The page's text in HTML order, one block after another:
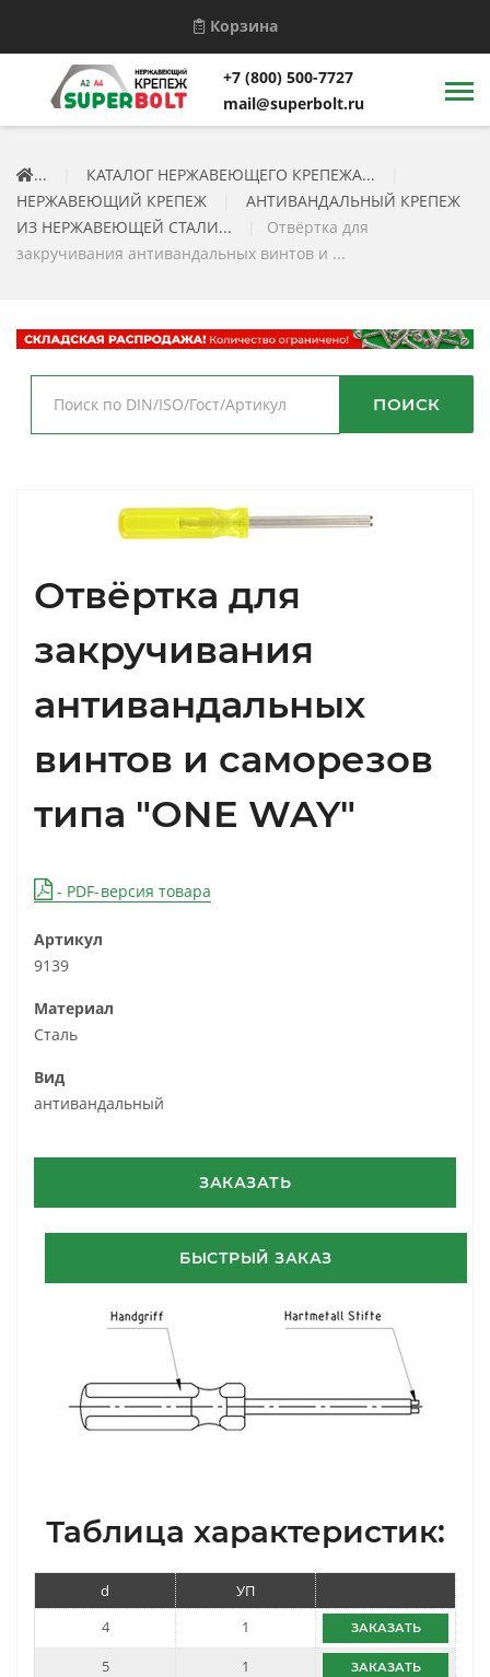
Корзина
+7 (800) 500-7727
mail@superbolt.ru
... КАТАЛОГ НЕРЖАВЕЮЩЕГО КРЕПЕЖА...
НЕРЖАВЕЮЩИЙ КРЕПЕЖ
АНТИВАНДАЛЬНЫЙ КРЕПЕЖ
ИЗ НЕРЖАВЕЮЩЕЙ СТАЛИ...
Отвёртка для
закручивания антивандальных винтов и ...
ПОИСК
Отвёртка для
закручивания
антивандальных
винтов и саморезов
типа "ONE WAY"
- PDF-версия товара
Артикул
9139
Материал
Сталь
Вид
антивандальный
ЗАКАЗАТЬ
БЫСТРЫЙ ЗАКАЗ
Таблица характеристик:
d
УП
4
1 ЗАКАЗАТЬ
5 1 ЗАКАЗАТЬ